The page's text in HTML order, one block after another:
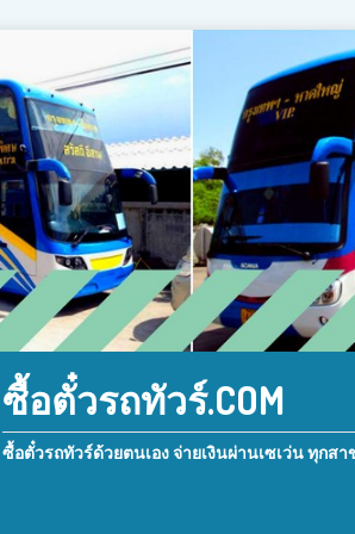
ซื้อตั๋วรถทัวร์.COM
ซื้อตั๋วรถทัวร์ด้วยตนเอง จ่ายเงินผ่านเซเว่น ทุกสา